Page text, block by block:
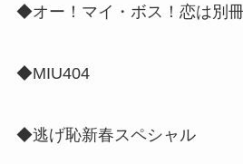
◆オー！マイ・ボス！恋は別
◆MIU404
◆逃げ恥新春スペシャル